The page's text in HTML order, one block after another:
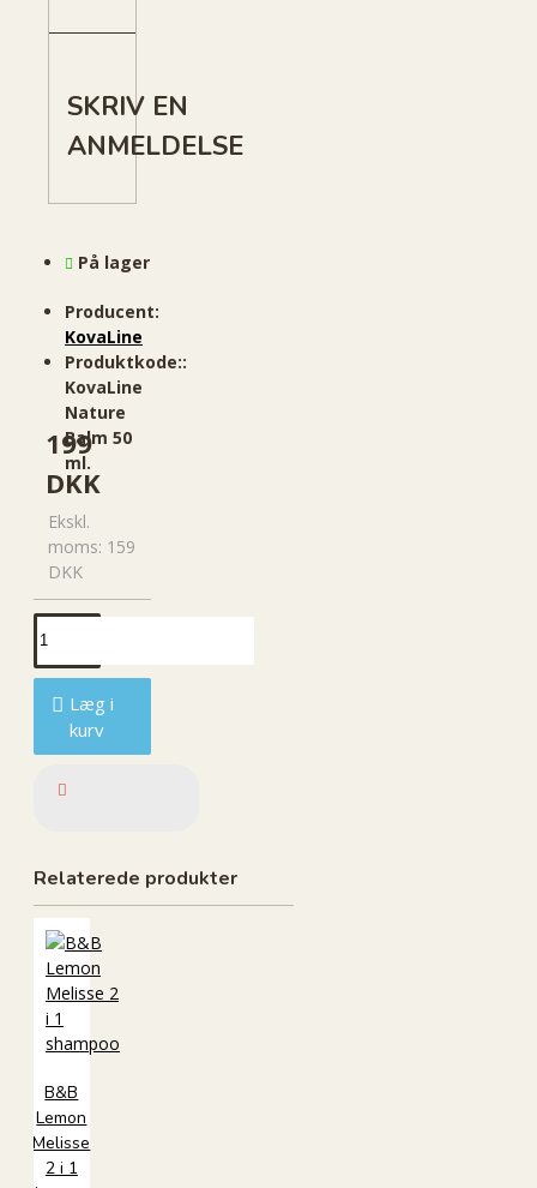
SKRIV EN
ANMELDELSE
199
DKK
Ekskl.
moms: 159
DKK
På lager
Producent:
KovaLine
Produktkode::
KovaLine
Nature
Balm 50
ml.
Læg i
kurv
Relaterede produkter
B&B
Lemon
Melisse
2 i 1